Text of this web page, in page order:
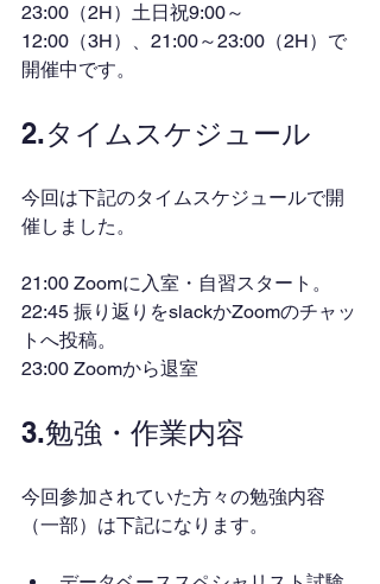
23:00（2H）土日祝9:00～
12:00（3H）、21:00～23:00（2H）で
開催中です。
2.タイムスケジュール
今回は下記のタイムスケジュールで開
催しました。
21:00 Zoomに入室・自習スタート。
22:45 振り返りをslackかZoomのチャッ
トへ投稿。
23:00 Zoomから退室
3.勉強・作業内容
今回参加されていた方々の勉強内容
（一部）は下記になります。